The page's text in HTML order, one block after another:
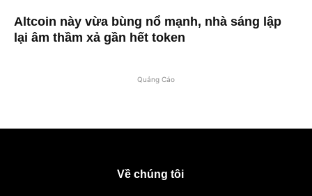
Altcoin này vừa bùng nổ mạnh, nhà sáng lập
lại âm thầm xả gần hết token
Quảng Cáo
Về chúng tôi